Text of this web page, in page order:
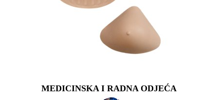
MEDICINSKA I RADNA ODJEĆA